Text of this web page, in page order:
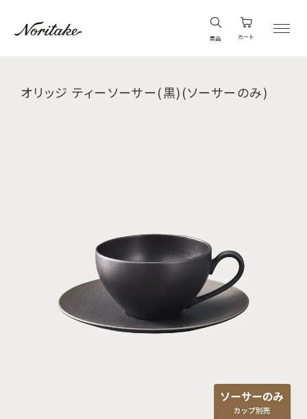
商品 カート
オリッジ ティーソーサー(黒)(ソーサーのみ)